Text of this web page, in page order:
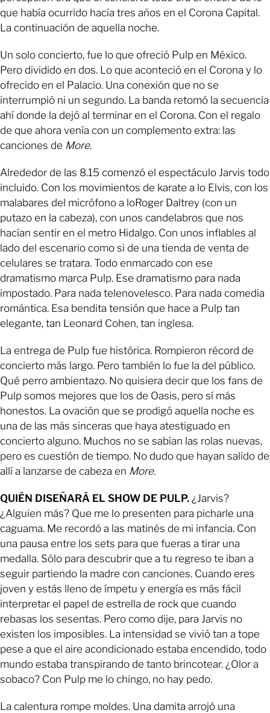
que había ocurrido hacía tres años en el Corona Capital.
La continuación de aquella noche.
Un solo concierto, fue lo que ofreció Pulp en México.
Pero dividido en dos. Lo que aconteció en el Corona y lo
ofrecido en el Palacio. Una conexión que no se
interrumpió ni un segundo. La banda retomó la secuencia
ahí donde la dejó al terminar en el Corona. Con el regalo
de que ahora venía con un complemento extra: las
canciones de More.
Alrededor de las 8.15 comenzó el espectáculo Jarvis todo
incluido. Con los movimientos de karate a lo Elvis, con los
malabares del micrófono a loRoger Daltrey (con un
putazo en la cabeza), con unos candelabros que nos
hacían sentir en el metro Hidalgo. Con unos inflables al
lado del escenario como si de una tienda de venta de
celulares se tratara. Todo enmarcado con ese
dramatismo marca Pulp. Ese dramatismo para nada
impostado. Para nada telenovelesco. Para nada comedia
romántica. Esa bendita tensión que hace a Pulp tan
elegante, tan Leonard Cohen, tan inglesa.
La entrega de Pulp fue histórica. Rompieron récord de
concierto más largo. Pero también lo fue la del público.
Qué perro ambientazo. No quisiera decir que los fans de
Pulp somos mejores que los de Oasis, pero sí más
honestos. La ovación que se prodigó aquella noche es
una de las más sinceras que haya atestiguado en
concierto alguno. Muchos no se sabían las rolas nuevas,
pero es cuestión de tiempo. No dudo que hayan salido de
allí a lanzarse de cabeza en More.
QUIÉN DISEÑARÁ EL SHOW DE PULP. ¿Jarvis?
¿Alguien más? Que me lo presenten para picharle una
caguama. Me recordó a las matinés de mi infancia. Con
una pausa entre los sets para que fueras a tirar una
medalla. Sólo para descubrir que a tu regreso te iban a
seguir partiendo la madre con canciones. Cuando eres
joven y estás lleno de ímpetu y energía es más fácil
interpretar el papel de estrella de rock que cuando
rebasas los sesentas. Pero como dije, para Jarvis no
existen los imposibles. La intensidad se vivió tan a tope
pese a que el aire acondicionado estaba encendido, todo
mundo estaba transpirando de tanto brincotear. ¿Olor a
sobaco? Con Pulp me lo chingo, no hay pedo.
La calentura rompe moldes. Una damita arrojó una